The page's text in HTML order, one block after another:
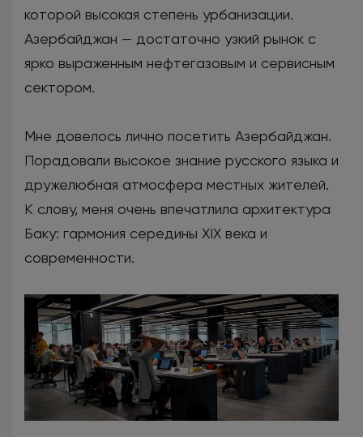
которой высокая степень урбанизации.
Азербайджан — достаточно узкий рынок с
ярко выраженным нефтегазовым и сервисным
сектором.
Мне довелось лично посетить Азербайджан.
Порадовали высокое знание русского языка и
дружелюбная атмосфера местных жителей.
К слову, меня очень впечатлила архитектура
Баку: гармония середины XIX века и
современности.